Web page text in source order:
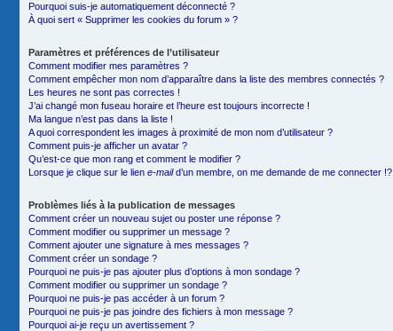
Pourquoi suis-je automatiquement déconnecté ?
À quoi sert « Supprimer les cookies du forum » ?
Paramètres et préférences de l’utilisateur
Comment modifier mes paramètres ?
Comment empêcher mon nom d’apparaître dans la liste des membres connectés ?
Les heures ne sont pas correctes !
J’ai changé mon fuseau horaire et l’heure est toujours incorrecte !
Ma langue n’est pas dans la liste !
A quoi correspondent les images à proximité de mon nom d’utilisateur ?
Comment puis-je afficher un avatar ?
Qu’est-ce que mon rang et comment le modifier ?
Lorsque je clique sur le lien e-maild’un membre, on me demande de me connecter !?
Problèmes liés à la publication de messages
Comment créer un nouveau sujet ou poster une réponse ?
Comment modifier ou supprimer un message ?
Comment ajouter une signature à mes messages ?
Comment créer un sondage ?
Pourquoi ne puis-je pas ajouter plus d’options à mon sondage ?
Comment modifier ou supprimer un sondage ?
Pourquoi ne puis-je pas accéder à un forum ?
Pourquoi ne puis-je pas joindre des fichiers à mon message ?
Pourquoi ai-je reçu un avertissement ?